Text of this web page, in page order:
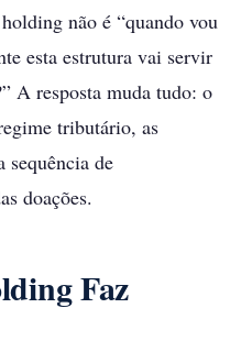
não é “quando vou
esta estrutura vai servir
A resposta muda tudo: o
tributário, as
sequência de
doações.
Faz